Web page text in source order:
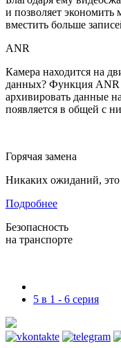
и позволяет экономить
вместить больше
ANR
Камера находится на
данных? Функция ANR
архивировать данные
появляется в общей с
Горячая замена
Никаких ожиданий, это
Подробнее
Безопасность
на транспорте
5 в 1 - 6 серия